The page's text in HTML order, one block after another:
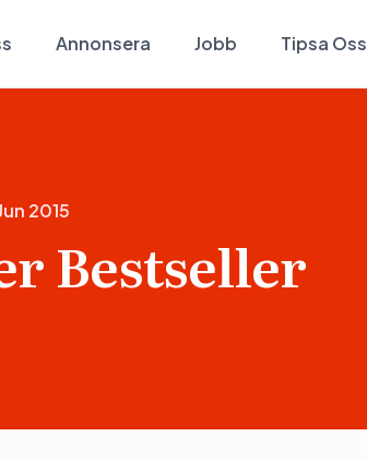
Annonsera Jobb Tipsa Oss
2015
Bestseller